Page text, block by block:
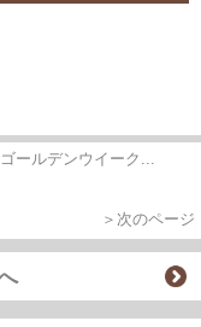
ゴールデンウイーク...
＞次のページ